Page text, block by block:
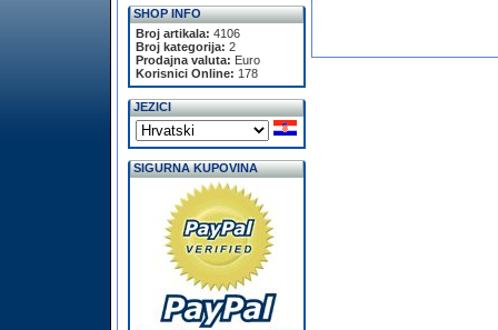
SHOP INFO
Broj artikala: 4106
Broj kategorija: 2
Prodajna valuta: Euro
Korisnici Online: 178
JEZICI
SIGURNA KUPOVINA